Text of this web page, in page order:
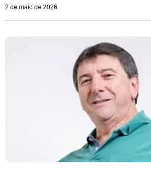
2 de maio de 2026